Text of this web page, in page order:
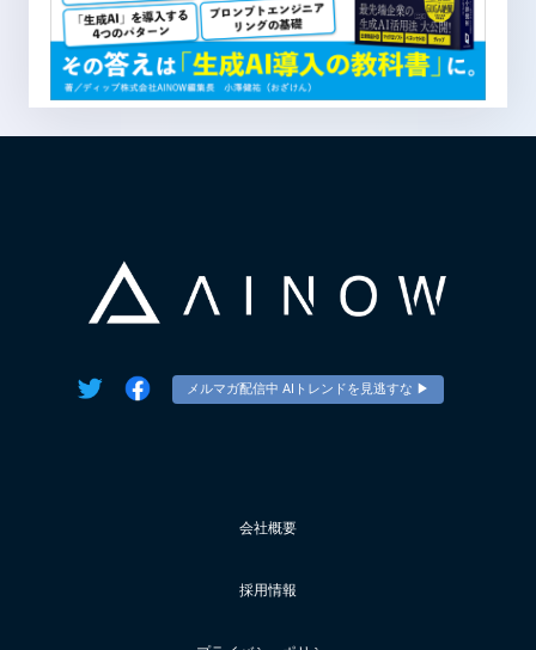
メルマガ配信中 AIトレンドを見逃すな ▶︎
会社概要
採用情報